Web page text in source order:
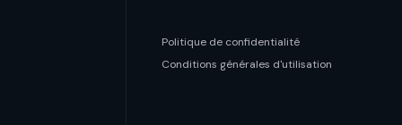
Politique de confidentialité
Conditions générales d'utilisation